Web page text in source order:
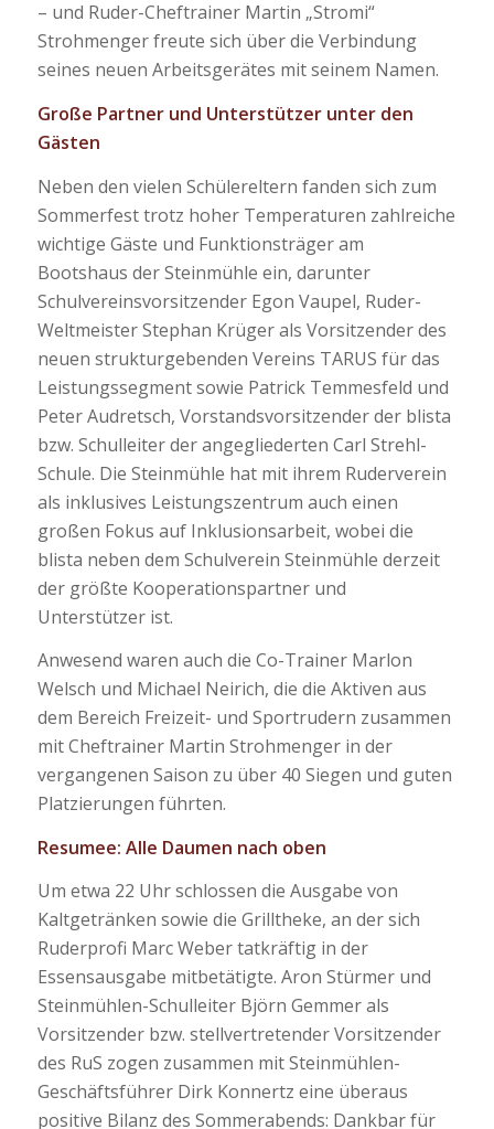
– und Ruder-Cheftrainer Martin „Stromi“
Strohmenger freute sich über die Verbindung
seines neuen Arbeitsgerätes mit seinem Namen.
Große Partner und Unterstützer unter den
Gästen
Neben den vielen Schülereltern fanden sich zum
Sommerfest trotz hoher Temperaturen zahlreiche
wichtige Gäste und Funktionsträger am
Bootshaus der Steinmühle ein, darunter
Schulvereinsvorsitzender Egon Vaupel, Ruder-
Weltmeister Stephan Krüger als Vorsitzender des
neuen strukturgebenden Vereins TARUS für das
Leistungssegment sowie Patrick Temmesfeld und
Peter Audretsch, Vorstandsvorsitzender der blista
bzw. Schulleiter der angegliederten Carl Strehl-
Schule. Die Steinmühle hat mit ihrem Ruderverein
als inklusives Leistungszentrum auch einen
großen Fokus auf Inklusionsarbeit, wobei die
blista neben dem Schulverein Steinmühle derzeit
der größte Kooperationspartner und
Unterstützer ist.
Anwesend waren auch die Co-Trainer Marlon
Welsch und Michael Neirich, die die Aktiven aus
dem Bereich Freizeit- und Sportrudern zusammen
mit Cheftrainer Martin Strohmenger in der
vergangenen Saison zu über 40 Siegen und guten
Platzierungen führten.
Resumee: Alle Daumen nach oben
Um etwa 22 Uhr schlossen die Ausgabe von
Kaltgetränken sowie die Grilltheke, an der sich
Ruderprofi Marc Weber tatkräftig in der
Essensausgabe mitbetätigte. Aron Stürmer und
Steinmühlen-Schulleiter Björn Gemmer als
Vorsitzender bzw. stellvertretender Vorsitzender
des RuS zogen zusammen mit Steinmühlen-
Geschäftsführer Dirk Konnertz eine überaus
positive Bilanz des Sommerabends: Dankbar für